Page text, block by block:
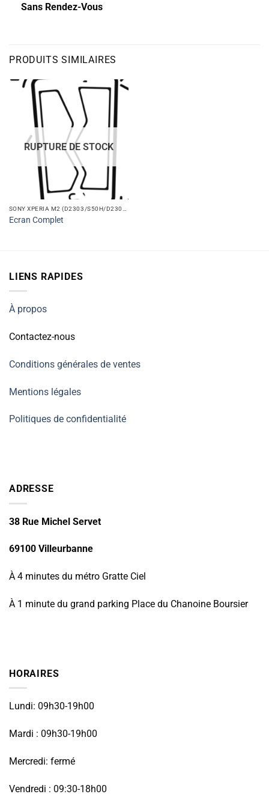
Sans Rendez-Vous
PRODUITS SIMILAIRES
RUPTURE DE STOCK
SONY XPERIA M2 (D2303/S50H/D2305/D2306)
Ecran Complet
LIENS RAPIDES
À propos
Contactez-nous
Conditions générales de ventes
Mentions légales
Politiques de confidentialité
ADRESSE
38 Rue Michel Servet
69100 Villeurbanne
À 4 minutes du métro Gratte Ciel
À 1 minute du grand parking Place du Chanoine Boursier
HORAIRES
Lundi: 09h30-19h00
Mardi : 09h30-19h00
Mercredi: fermé
Vendredi : 09:30-18h00